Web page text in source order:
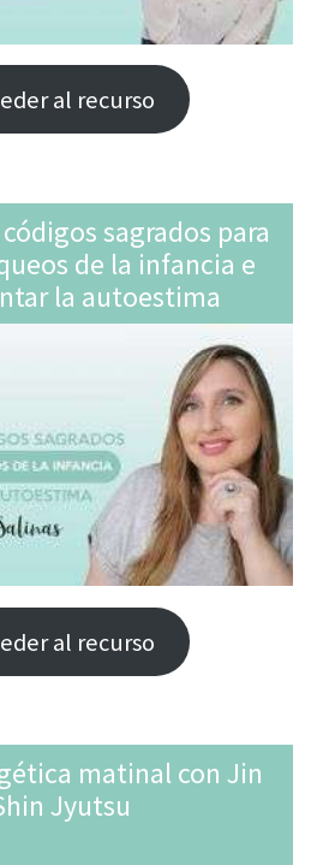
al recurso
sagrados para
de la infancia e
la autoestima
al recurso
matinal con Jin
Jyutsu